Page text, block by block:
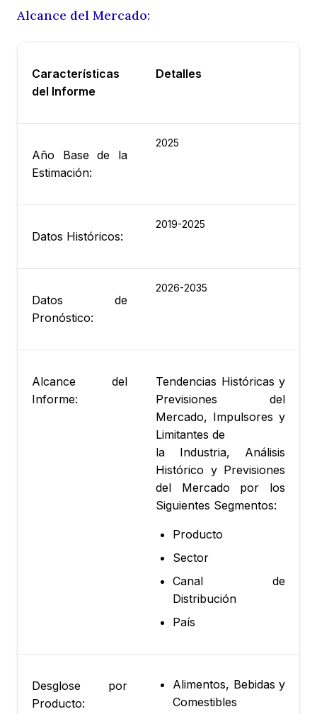
Alcance del Mercado:
Características
del Informe
Detalles
Año Base de la
Estimación:
2025
Datos Históricos:
2019-2025
Datos de
Pronóstico:
2026-2035
Alcance del
Informe:
Tendencias Históricas y
Previsiones del
Mercado, Impulsores y
Limitantes de
la Industria, Análisis
Histórico y Previsiones
del Mercado por los
Siguientes Segmentos:
Producto
Sector
Canal de
Distribución
País
Desglose por
Producto:
Alimentos, Bebidas y
Comestibles